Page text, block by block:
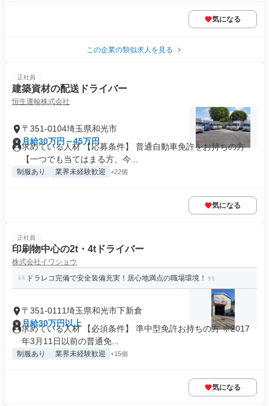
気になる
この企業の類似求人を見る
正社員
建築資材の配送ドライバー
恒生運輸株式会社
〒351-0104埼玉県和光市
月給30万円～45万円
求めている人材 【応募条件】 普通自動車免許をお持ちの方
【一つでも当てはまる方、今...
制服あり 業界未経験歓迎 +22個
気になる
正社員
印刷物中心の2t・4tドライバー
株式会社イワショウ
ドラレコ完備で安全装備充実！居心地満点の職場環境！
〒351-0111埼玉県和光市下新倉
月給30万円以上
求めている人材 【必須条件】 準中型免許お持ちの方 ※2017
年3月11日以前の普通免...
制服あり 業界未経験歓迎 +15個
気になる